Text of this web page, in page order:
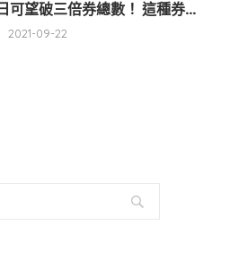
可望破三倍券總數！ 這種券...
2021-09-22